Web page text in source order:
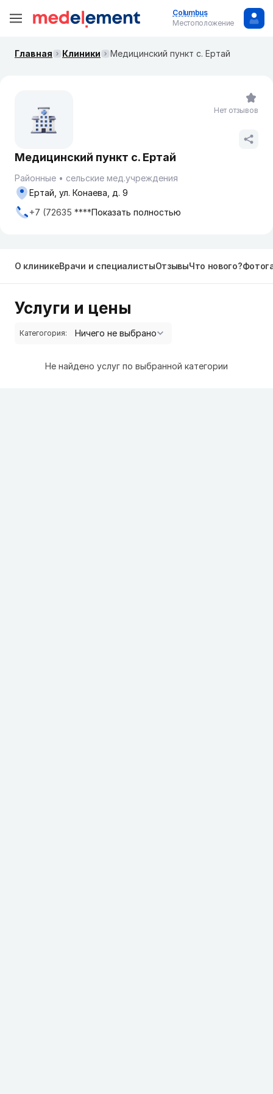
Columbus
Местоположение
Главная Клиники Медицинский пункт с. Ертай
Медицинский пункт с. Ертай
Районные
сельские мед.учреждения
Ертай, ул. Конаева, д. 9
+7 (72635 ****Показать полностью
Нет отзывов
О клиникеВрачи и специалистыОтзывыЧто нового?
Услуги и цены
Категогория:
Не найдено услуг по выбранной категории